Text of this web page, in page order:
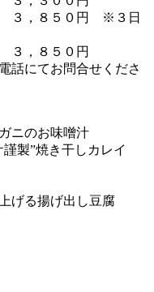
，８５０円 ※３日
，８５０円
話にてお問合せくださ
ニのお味噌汁
製”焼き干しカレイ
げる揚げ出し豆腐